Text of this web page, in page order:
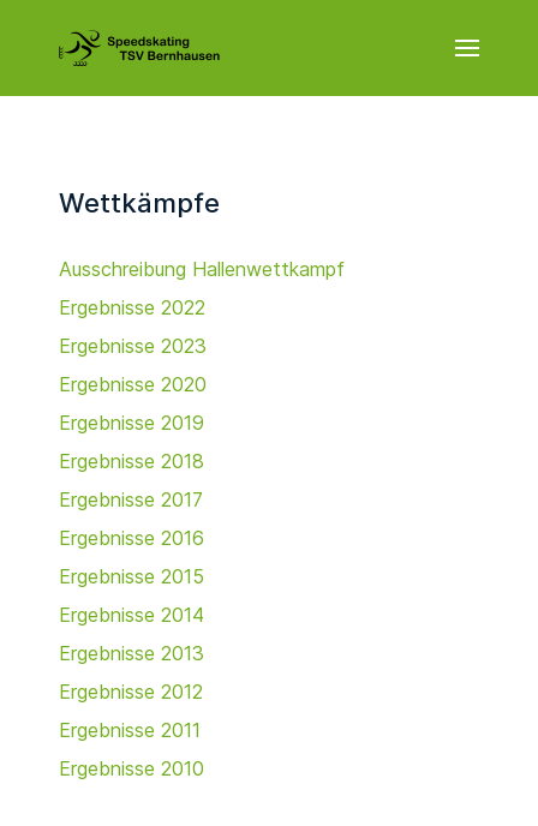
Wettkämpfe
Ausschreibung Hallenwettkampf
Ergebnisse 2022
Ergebnisse 2023
Ergebnisse 2020
Ergebnisse 2019
Ergebnisse 2018
Ergebnisse 2017
Ergebnisse 2016
Ergebnisse 2015
Ergebnisse 2014
Ergebnisse 2013
Ergebnisse 2012
Ergebnisse 2011
Ergebnisse 2010